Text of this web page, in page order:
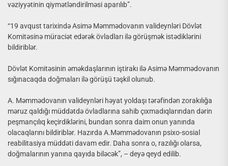
vəziyyətinin qiymətləndirilməsi aparılıb”.
“19 avqust tarixində Asimə Məmmədovanın valideynləri Dövlət
Komitəsinə müraciət edərək övladları ilə görüşmək istədiklərini
bildiriblər.
Dövlət Komitəsinin əməkdaşlarının iştirakı ilə Asimə Məmmədovanın
sığınacaqda doğmaları ilə görüşü təşkil olunub.
A. Məmmədovanın valideynləri həyat yoldaşı tərəfindən zorakılığa
məruz qaldığı müddətdə övladlarına sahib çıxmadıqlarından dərin
peşmançılıq keçirdiklərini, bundan sonra daim onun yanında
olacaqlarını bildiriblər. Hazırda A.Məmmədovanın psixo-sosial
reabilitasiya müddəti davam edir. Daha sonra o, razılığı olarsa,
doğmalarının yanına qayıda biləcək”, – deyə qeyd edilib.